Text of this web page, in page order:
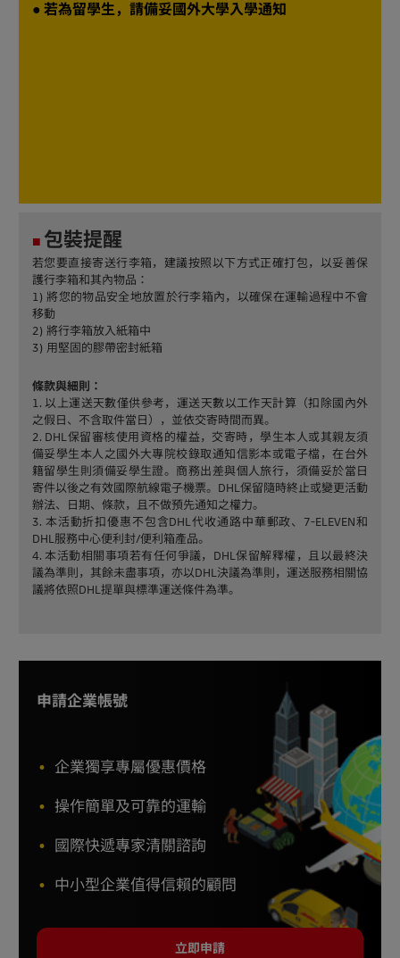
● 若為留學生，請備妥國外大學入學通知
■ 包裝提醒
若您要直接寄送行李箱，建議按照以下方式正確打包，以妥善保
護行李箱和其內物品：
1) 將您的物品安全地放置於行李箱內，以確保在運輸過程中不會
移動
2) 將行李箱放入紙箱中
3) 用堅固的膠帶密封紙箱
條款與細則：
1. 以上運送天數僅供參考，運送天數以工作天計算（扣除國內外
之假日、不含取件當日），並依交寄時間而異。
2. DHL保留審核使用資格的權益，交寄時，學生本人或其親友須
備妥學生本人之國外大專院校錄取通知信影本或電子檔，在台外
籍留學生則須備妥學生證。商務出差與個人旅行，須備妥於當日
寄件以後之有效國際航線電子機票。DHL保留隨時終止或變更活動
辦法、日期、條款，且不做預先通知之權力。
3. 本活動折扣優惠不包含DHL代收通路中華郵政、7-ELEVEN和
DHL服務中心便利封/便利箱產品。
4. 本活動相關事項若有任何爭議，DHL保留解釋權，且以最終決
議為準則，其餘未盡事項，亦以DHL決議為準則，運送服務相關協
議將依照DHL提單與標準運送條件為準。
申請企業帳號
企業獨享專屬優惠價格
操作簡單及可靠的運輸
國際快遞專家清關諮詢
中小型企業值得信賴的顧問
立即申請